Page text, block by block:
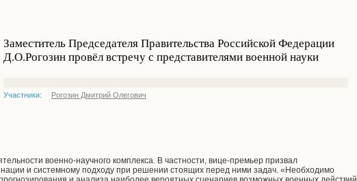
Заместитель Председателя Правительства Российской Федерации
Д.О.Рогозин провёл встречу с представителями военной науки
Участники: Рогозин Дмитрий Олегович
военно-научного комплекса. В частности, вице-премьер призвал
и системному подходу при решении стоящих перед ними задач. «Необходимо